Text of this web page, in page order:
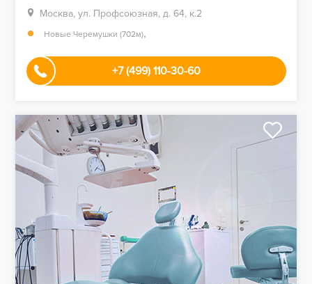
Москва, ул. Профсоюзная, д. 64, к.2
Новые Черемушки (702м),
+7 (499) 110-30-60